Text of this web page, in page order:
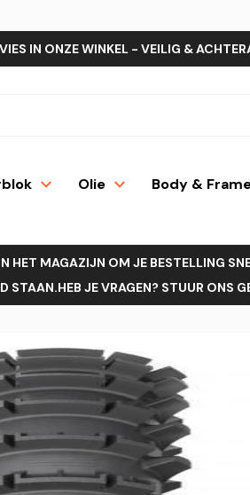
IN ONZE WINKEL - VEILIG &
Olie Body &
MAGAZIJN OM JE BESTELLING
STAAN.HEB JE VRAGEN? STUUR ONS